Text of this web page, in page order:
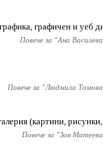
графичен и уеб
Повече за "Ана Василева
Повече за "Людмила Томова
(картини,
Повече за "Зоя Матеева